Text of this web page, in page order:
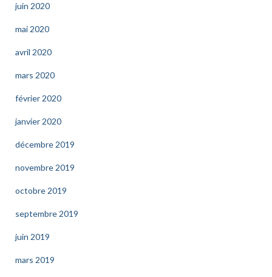
juin 2020
mai 2020
avril 2020
mars 2020
février 2020
janvier 2020
décembre 2019
novembre 2019
octobre 2019
septembre 2019
juin 2019
mars 2019